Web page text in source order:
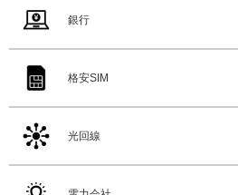
銀行
格安SIM
光回線